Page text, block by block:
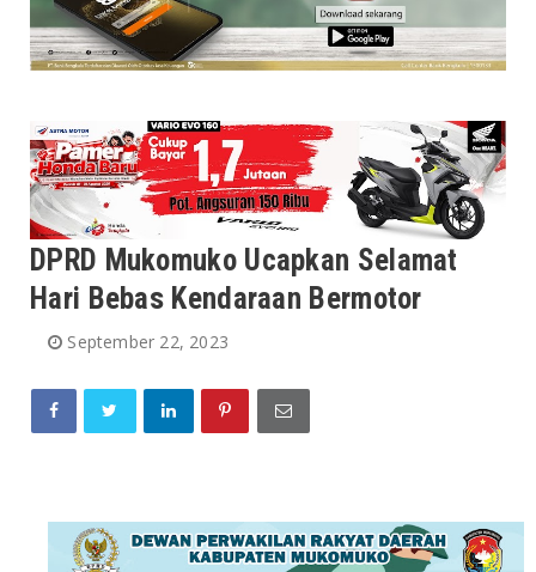
DPRD Mukomuko Ucapkan Selamat
Hari Bebas Kendaraan Bermotor
September 22, 2023